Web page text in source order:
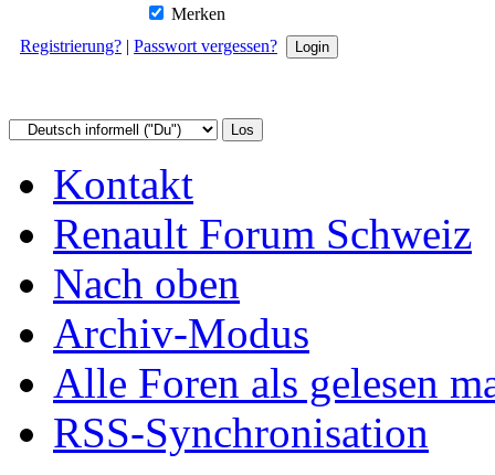
Merken
Registrierung? | Passwort vergessen?
Kontakt
Renault Forum Schweiz
Nach oben
Archiv-Modus
Alle Foren als gelesen
RSS-Synchronisation